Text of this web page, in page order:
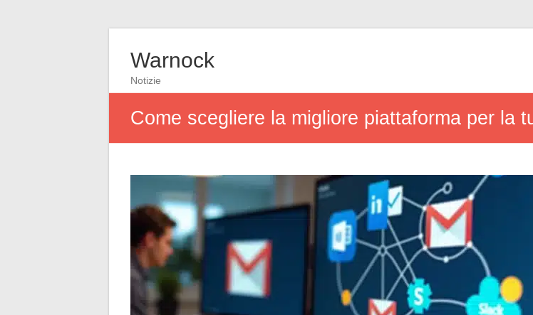
Warnock
Notizie
Come scegliere la migliore piattaforma per la